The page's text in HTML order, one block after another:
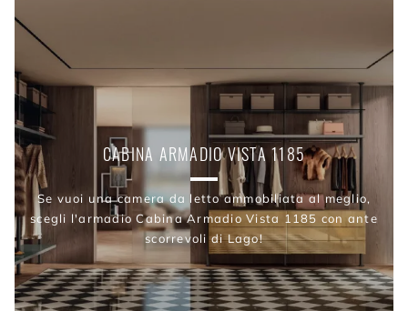
CABINA ARMADIO VISTA 1185
Se vuoi una camera da letto ammobiliata al meglio,
scegli l'armadio Cabina Armadio Vista 1185 con ante
scorrevoli di Lago!